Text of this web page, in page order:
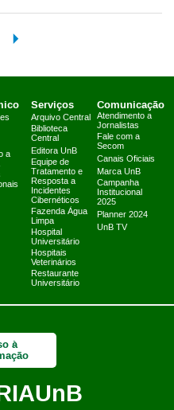
a
Serviços
Arquivo Central
Biblioteca
Central
Editora UnB
Equipe de
Tratamento e
Resposta a
Incidentes
Cibernéticos
Fazenda Água
Limpa
Hospital
Universitário
Hospitais
Veterinários
Restaurante
Universitário
Comunicação
Atendimento a
Jornalistas
Fale com a
Secom
Canais Oficiais
Marca UnB
Campanha
Institucional
2025
Planner 2024
UnB TV
à
UnB